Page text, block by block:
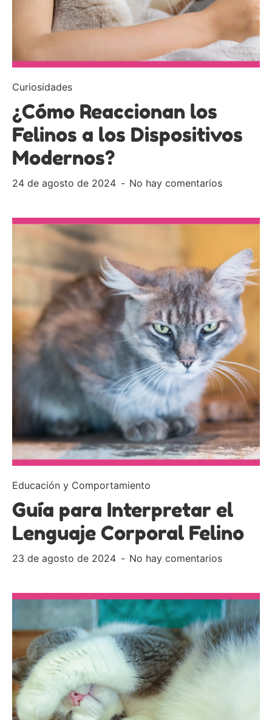
Curiosidades
¿Cómo Reaccionan los
Felinos a los Dispositivos
Modernos?
24 de agosto de 2024 No hay comentarios
Educación y Comportamiento
Guía para Interpretar el
Lenguaje Corporal Felino
23 de agosto de 2024 No hay comentarios